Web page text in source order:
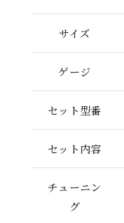
サイズ
ゲージ
セット型番
セット内容
チューニン
グ